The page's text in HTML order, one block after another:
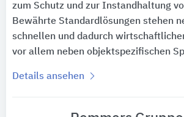
zum Schutz und zur Instandhaltung
Bewährte Standardlösungen stehen
schnellen und dadurch
vor allem neben objektspezifischen
Details ansehen